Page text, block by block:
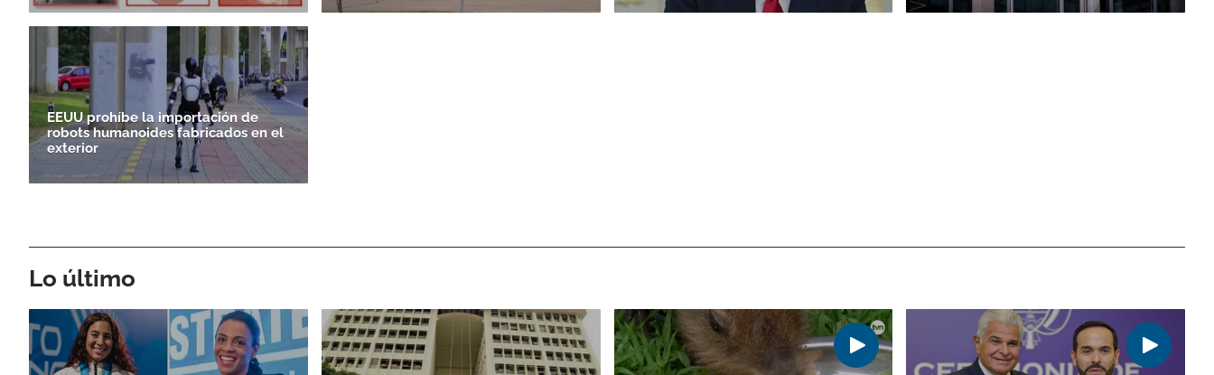
EEUU prohíbe la importación de
robots humanoides fabricados en el
exterior
Lo último